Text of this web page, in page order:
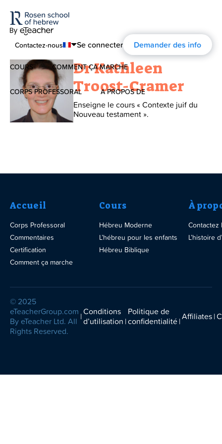
Contactez-nous
English
Português
Español
Se connecter Demander des info
COURS
Hébreu Moderne
L’hébreu pour les enfants
COMMENT ÇA MARCHE
CORPS PROFESSORAL A PROPOS DE
À propos
L’histoire d’ Aharon Rosen
Certification
Contactez-nous
Dr Kathleen
Troost-Cramer
Enseigne le cours « Contexte juif du
Nouveau testament ».
Accueil
Corps Professoral
Commentaires
Certification
Comment ça marche
Cours
Hébreu Moderne
L’hébreu pour les enfants
Hébreu Biblique
À
Contactez
L’histoire
© 2025
eTeacherGroup.com
By eTeacher Ltd. All
Rights Reserved.
Conditions
d’utilisation
Politique de
confidentialité Affiliates